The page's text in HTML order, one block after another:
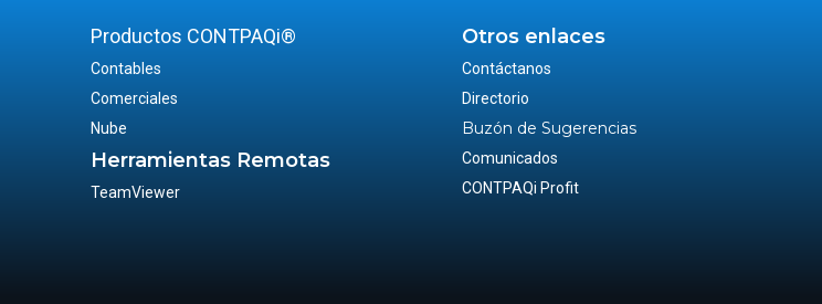
Productos CONTPAQi®
Contables
Comerciales
Nube
Herramientas Remotas
TeamViewer
Otros enlaces
Contáctanos
Directorio
Buzón de Sugerencias
Comunicados
CONTPAQi Profit